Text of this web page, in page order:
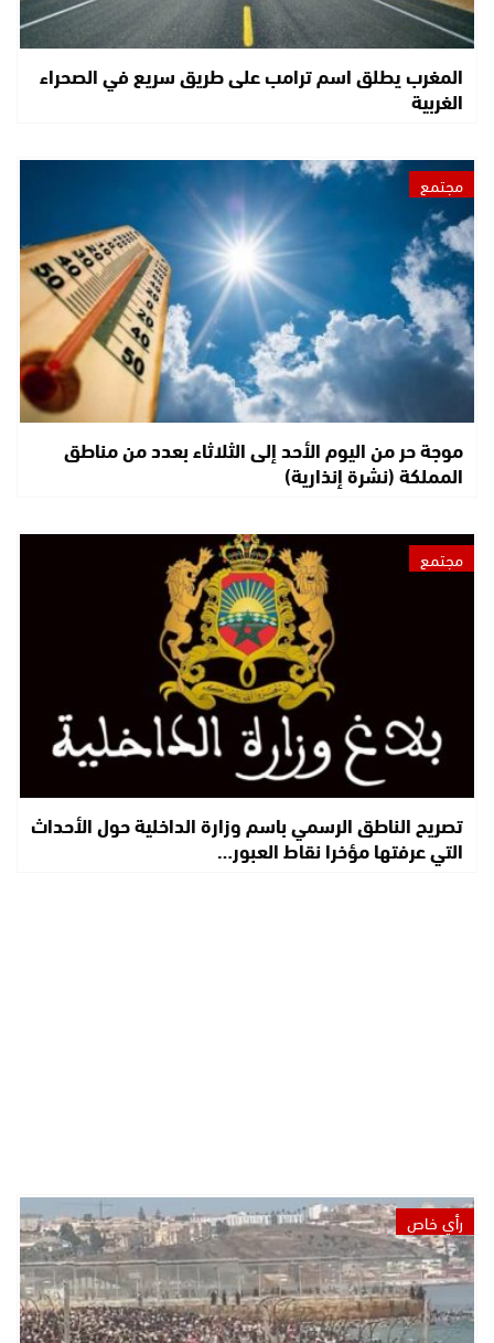
المغرب يطلق اسم ترامب على طريق سريع في الصحراء
الغربية
مجتمع
موجة حر من اليوم الأحد إلى الثلاثاء بعدد من مناطق
المملكة (نشرة إنذارية)
مجتمع
تصريح الناطق الرسمي باسم وزارة الداخلية حول الأحداث
التي عرفتها مؤخرا نقاط العبور…
رأي خاص